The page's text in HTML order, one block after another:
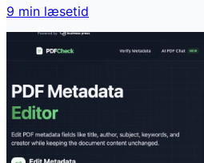
9 min læsetid